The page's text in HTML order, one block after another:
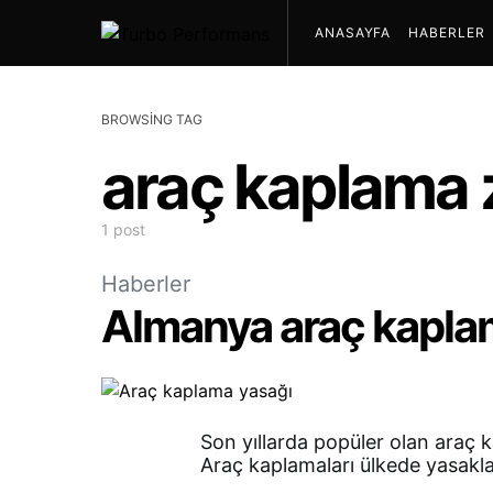
ANASAYFA HABERLER
BROWSING TAG
araç kaplama
1 post
Haberler
Almanya araç
Son yıllarda popüler olan araç
Araç kaplamaları ülkede